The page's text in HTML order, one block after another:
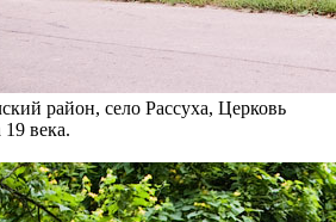
район, село Рассуха, Церковь
века.